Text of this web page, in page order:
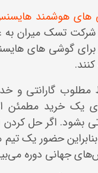
های هوشمند
شرکت تسک میران
برای گوشی های
مطلوب گارانتی و
یک خرید مطمئن
بشود. اگر حل
حضور یک
جهانی دوره